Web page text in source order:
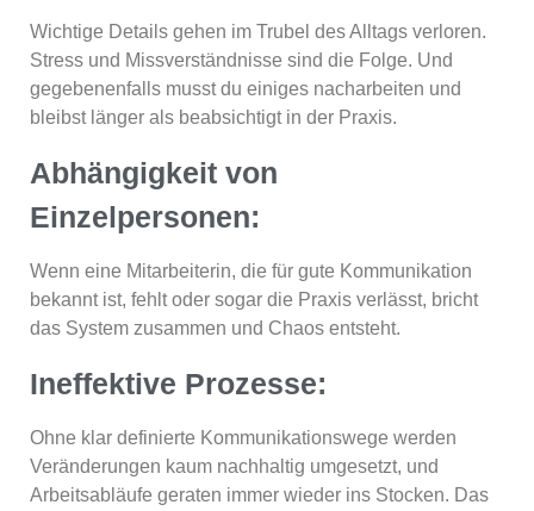
Wichtige Details gehen im Trubel des Alltags verloren.
Stress und Missverständnisse sind die Folge. Und
gegebenenfalls musst du einiges nacharbeiten und
bleibst länger als beabsichtigt in der Praxis.
Abhängigkeit von
Einzelpersonen:
Wenn eine Mitarbeiterin, die für gute Kommunikation
bekannt ist, fehlt oder sogar die Praxis verlässt, bricht
das System zusammen und Chaos entsteht.
Ineffektive Prozesse:
Ohne klar definierte Kommunikationswege werden
Veränderungen kaum nachhaltig umgesetzt, und
Arbeitsabläufe geraten immer wieder ins Stocken. Das